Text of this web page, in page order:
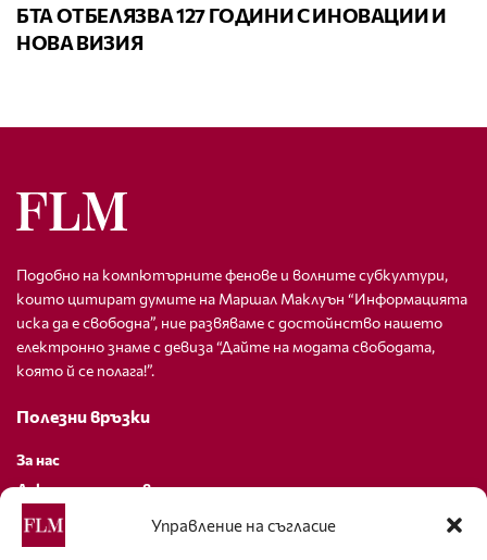
Управление на съгласие
БТА ОТБЕЛЯЗВА 127 ГОДИНИ С ИНОВАЦИИ И
НОВА ВИЗИЯ
Подобно на компютърните фенове и волните субкултури,
които цитират думите на Маршал Маклуън “Информацията
иска да е свободна”, ние развяваме с достойнство нашето
електронно знаме с девиза “Дайте на модата свободата,
която й се полага!”.
Полезни връзки
За нас
Декларация за поверителност
Политика за бисквитки